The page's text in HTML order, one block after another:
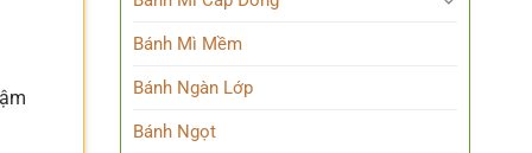
Bánh Mì Mềm
Bánh Ngàn Lớp
Bánh Ngọt